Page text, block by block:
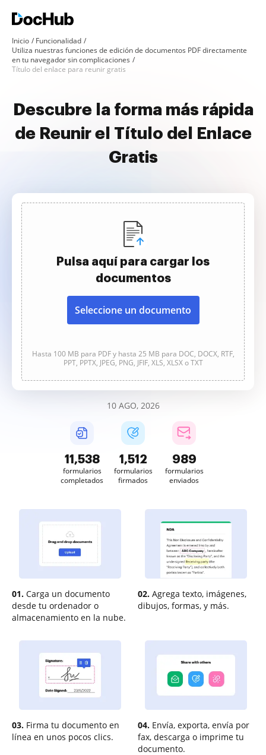
Inicio
Funcionalidad
Utiliza nuestras funciones de edición de documentos PDF directamente
en tu navegador sin complicaciones
Título del enlace para reunir gratis
Descubre la forma más rápida
de Reunir el Título del Enlace
Gratis
Pulsa aquí para cargar los
documentos
Seleccione un documento
Hasta 100 MB para PDF y hasta 25 MB para DOC, DOCX, RTF,
PPT, PPTX, JPEG, PNG, JFIF, XLS, XLSX o TXT
10 AGO, 2026
11,540
formularios
completados
1,512
formularios
firmados
989
formularios
enviados
01. Carga un documento
desde tu ordenador o
almacenamiento en la nube.
02. Agrega texto, imágenes,
dibujos, formas, y más.
03. Firma tu documento en
línea en unos pocos clics.
04. Envía, exporta, envía por
fax, descarga o imprime tu
documento.